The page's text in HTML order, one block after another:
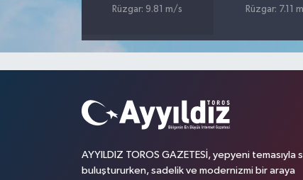
Rüzgar: 9.81 m/s
Rüzgar: 7.11
AYYILDIZ TOROS GAZETESİ, yepyeni temasıyla
buluştururken, sadelik ve modernizmi bir araya